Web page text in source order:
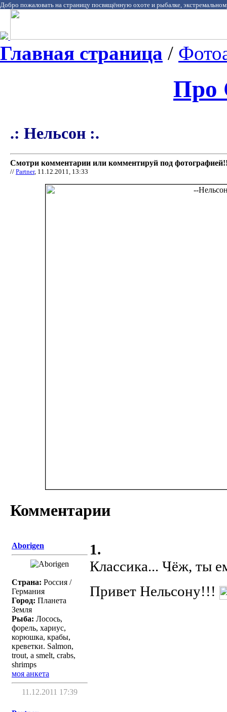
Добро пожаловать на страницу посвящённую охоте и рыбалке,
Главная страница /
Про
.: Нельсон :.
Смотри комментарии или комментируй под
// Partner, 11.12.2011, 13:33
Комментарии
Aborigen
Страна: Россия /
Германия
Город: Планета
Земля
Рыба: Лосось,
форель, хариус,
корюшка, крабы,
креветки. Salmon,
trout, a smelt, crabs,
shrimps
моя анкета
11.12.2011 17:39
1.
Классика... Чёж, ты
Привет Нельсону!!!